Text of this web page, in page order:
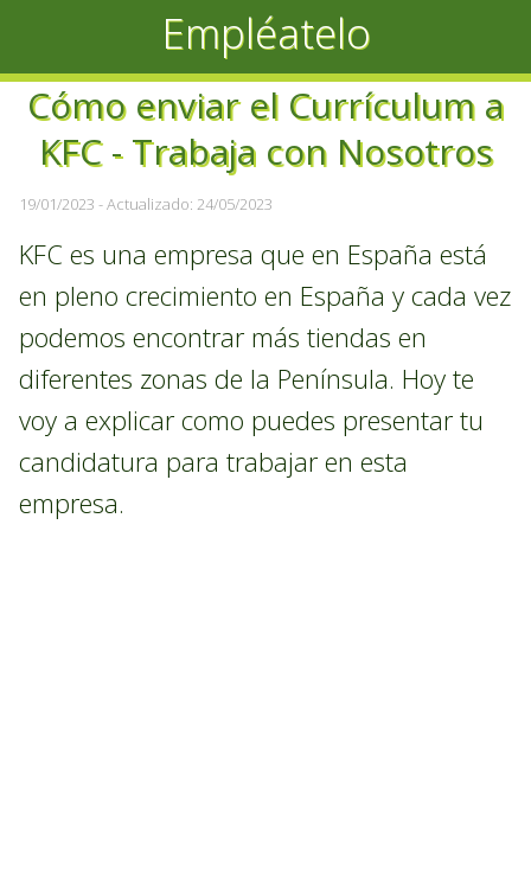
Empléatelo
Cómo enviar el Currículum a
KFC - Trabaja con Nosotros
19/01/2023 - Actualizado: 24/05/2023
KFC es una empresa que en España está
en pleno crecimiento en España y cada vez
podemos encontrar más tiendas en
diferentes zonas de la Península. Hoy te
voy a explicar como puedes presentar tu
candidatura para trabajar en esta
empresa.